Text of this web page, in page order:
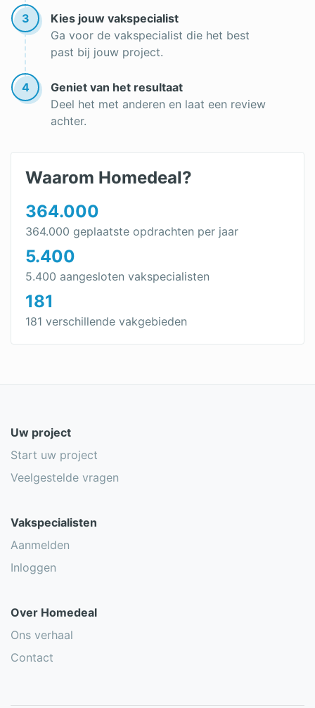
3
Kies jouw vakspecialist
Ga voor de vakspecialist die het best
past bij jouw project.
4
Geniet van het resultaat
Deel het met anderen en laat een review
achter.
Waarom Homedeal?
364.000
364.000 geplaatste opdrachten per jaar
5.400
5.400 aangesloten vakspecialisten
181
181 verschillende vakgebieden
Uw project
Start uw project
Veelgestelde vragen
Vakspecialisten
Aanmelden
Inloggen
Over Homedeal
Ons verhaal
Contact